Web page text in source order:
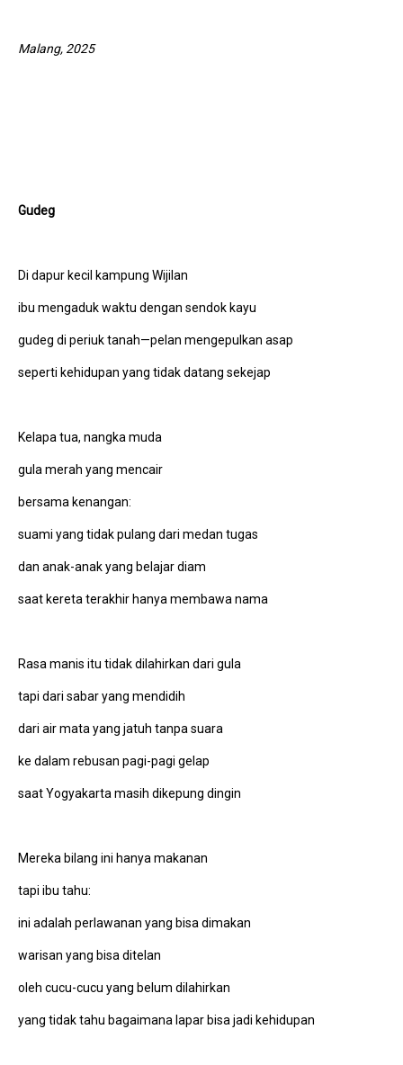
Malang, 2025
Gudeg
Di dapur kecil kampung Wijilan
ibu mengaduk waktu dengan sendok kayu
gudeg di periuk tanah—pelan mengepulkan asap
seperti kehidupan yang tidak datang sekejap
Kelapa tua, nangka muda
gula merah yang mencair
bersama kenangan:
suami yang tidak pulang dari medan tugas
dan anak-anak yang belajar diam
saat kereta terakhir hanya membawa nama
Rasa manis itu tidak dilahirkan dari gula
tapi dari sabar yang mendidih
dari air mata yang jatuh tanpa suara
ke dalam rebusan pagi-pagi gelap
saat Yogyakarta masih dikepung dingin
Mereka bilang ini hanya makanan
tapi ibu tahu:
ini adalah perlawanan yang bisa dimakan
warisan yang bisa ditelan
oleh cucu-cucu yang belum dilahirkan
yang tidak tahu bagaimana lapar bisa jadi kehidupan